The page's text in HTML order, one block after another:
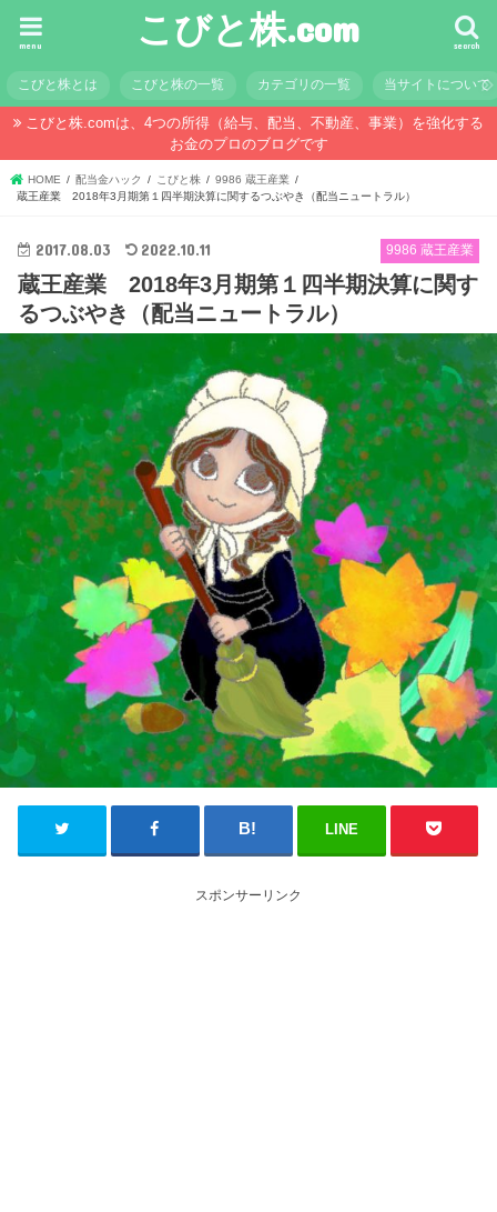
こびと株.com search
menu
こびと株とは こびと株の一覧 カテゴリの一覧 当サイトについて
こびと株.comは、4つの所得（給与、配当、不動産、事業）を強化する
お金のプロのブログです
HOME 配当金ハック こびと株
9986 蔵王産業
蔵王産業 2018年3月期第１四半期決算に関するつぶやき（配当ニュートラル）
9986 蔵王産業
2017.08.03 2022.10.11
蔵王産業 2018年3月期第１四半期決算に関す
るつぶやき（配当ニュートラル）
LINE
スポンサーリンク